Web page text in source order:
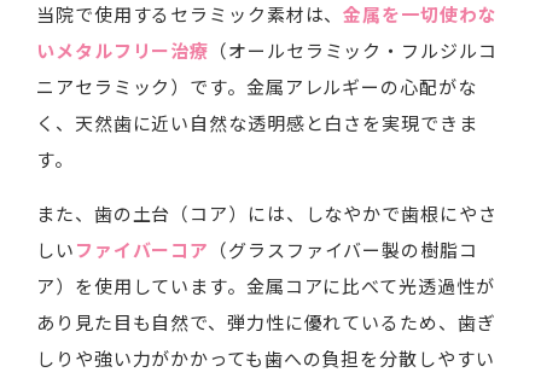
当院で使用するセラミック素材は、金属を一切使わな
いメタルフリー治療 （オールセラミック・フルジルコ
ニアセラミック）です。金属アレルギーの心配がな
く、天然歯に近い自然な透明感と白さを実現できま
す。
また、歯の土台（コア）には、しなやかで歯根にやさ
しいファイバーコア （グラスファイバー製の樹脂コ
ア）を使用しています。金属コアに比べて光透過性が
あり見た目も自然で、弾力性に優れているため、歯ぎ
しりや強い力がかかっても歯への負担を分散しやすい